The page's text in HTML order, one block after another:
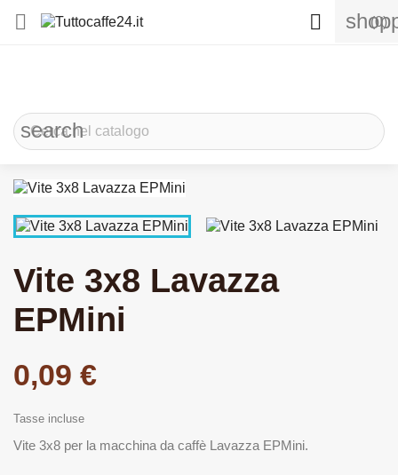
 (0)

search
Vite 3x8 Lavazza
EPMini
0,09 €
Tasse incluse
Vite 3x8 per la macchina da caffè Lavazza EPMini.